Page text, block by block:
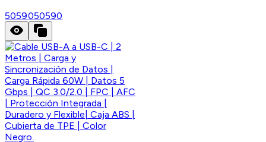
5059050590